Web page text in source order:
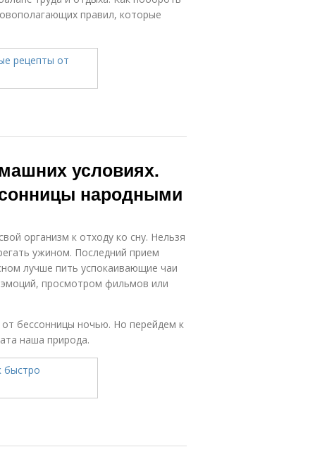
правил, которые
условиях.
народными
организм к отходу ко сну. Нельзя
ужином. Последний прием
лучше пить успокаивающие чаи
эмоций, просмотром фильмов или
бессонницы ночью. Но перейдем к
наша природа.